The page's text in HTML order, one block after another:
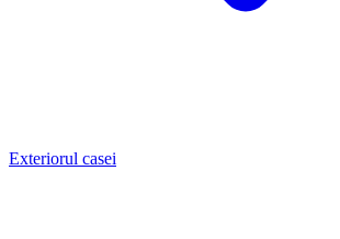
Exteriorul casei